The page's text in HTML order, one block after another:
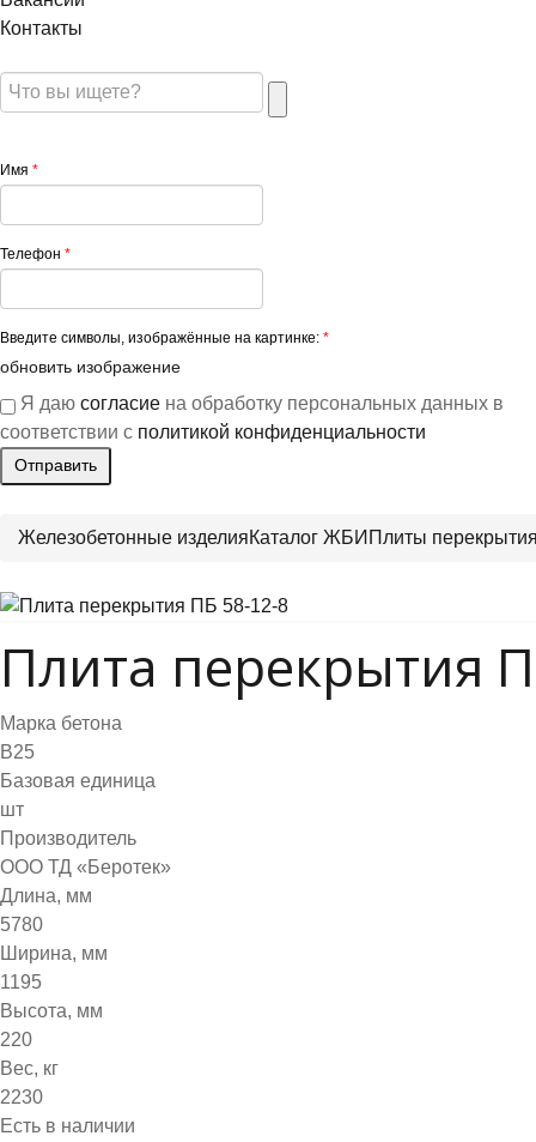
Контакты
Имя *
Телефон *
Введите символы, изображённые на картинке: *
обновить изображение
Я даю согласие на обработку персональных данных в
соответствии с политикой конфиденциальности
Железобетонные изделияКаталог ЖБИ Плиты
Плита перекрытия
Марка бетона
B25
Базовая единица
шт
Производитель
ООО ТД «Беротек»
Длина, мм
5780
Ширина, мм
1195
Высота, мм
220
Вес, кг
2230
Есть в наличии